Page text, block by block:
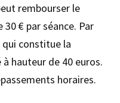
rembourser le
€ par séance. Par
qui constitue la
hauteur de 40 euros.
horaires.